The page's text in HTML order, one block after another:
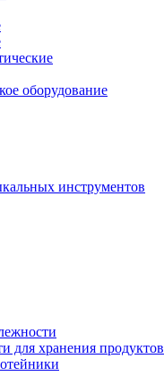
оборудование
инструментов
для хранения продуктов